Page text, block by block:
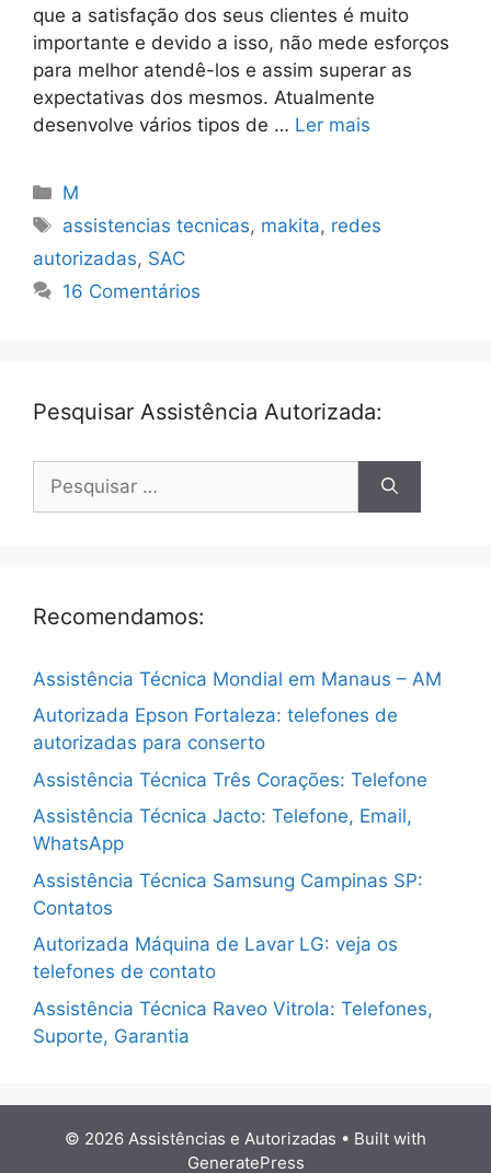
que a satisfação dos seus clientes é muito
importante e devido a isso, não mede esforços
para melhor atendê-los e assim superar as
expectativas dos mesmos. Atualmente
desenvolve vários tipos de … Ler mais
Categorias
M
Tags
assistencias tecnicas, makita, redes
autorizadas, SAC
16 Comentários
Pesquisar Assistência Autorizada:
por:
Recomendamos:
Assistência Técnica Mondial em Manaus – AM
Autorizada Epson Fortaleza: telefones de
autorizadas para conserto
Assistência Técnica Três Corações: Telefone
Assistência Técnica Jacto: Telefone, Email,
WhatsApp
Assistência Técnica Samsung Campinas SP:
Contatos
Autorizada Máquina de Lavar LG: veja os
telefones de contato
Assistência Técnica Raveo Vitrola: Telefones,
Suporte, Garantia
© 2026 Assistências e Autorizadas • Built with
GeneratePress